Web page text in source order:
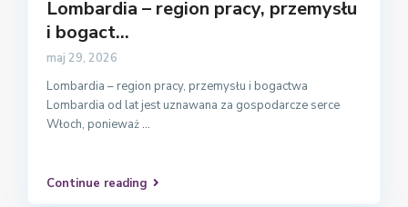
Lombardia – region pracy, przemysłu
i bogact...
maj 29, 2026
Lombardia – region pracy, przemysłu i bogactwa
Lombardia od lat jest uznawana za gospodarcze serce
Włoch, ponieważ...
Continue reading